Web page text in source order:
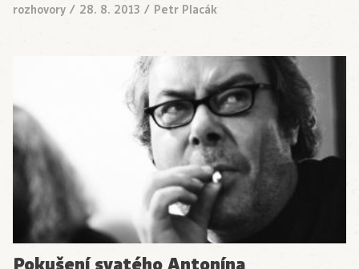
rozhovory / 28. 8. 2013 / Petr Placák